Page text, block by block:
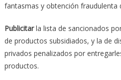
fantasmas y obtención fraudulenta
Publicitarla lista de sancionados
de productos subsidiados, y la de
privados penalizados por
productos.